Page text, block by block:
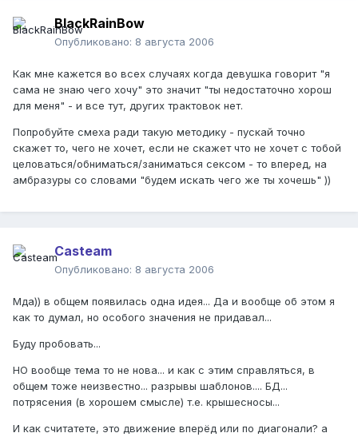
BlackRainBow
Опубликовано: 8 августа 2006
Как мне кажется во всех случаях когда девушка говорит "я
сама не знаю чего хочу" это значит "ты недостаточно хорош
для меня" - и все тут, других трактовок нет.
Попробуйте смеха ради такую методику - пускай точно
скажет то, чего не хочет, если не скажет что не хочет с тобой
целоваться/обниматься/заниматься сексом - то вперед, на
амбразуры со словами "будем искать чего же ты хочешь" ))
Casteam
Опубликовано: 8 августа 2006
Мда)) в общем появилась одна идея... Да и вообще об этом я
как то думал, но особого значения не придавал...
Буду пробовать...
НО вообще тема то не нова... и как с этим справляться, в
общем тоже неизвестно... разрывы шаблонов.... БД...
потрясения (в хорошем смысле) т.е. крышесносы...
И как считатете, это движение вперёд или по диагонали? а